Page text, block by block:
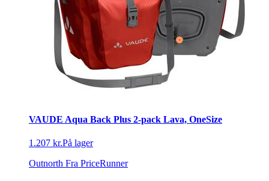
VAUDE Aqua Back Plus 2-pack Lava, OneSize
1.207 kr.På lager
Outnorth Fra PriceRunner